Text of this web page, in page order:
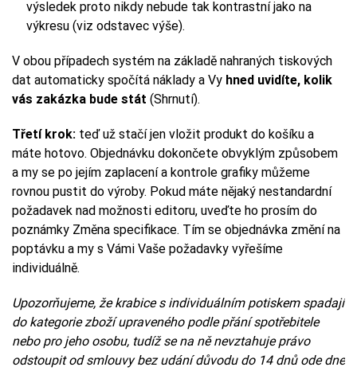
výsledek proto nikdy nebude tak kontrastní jako na
výkresu (viz odstavec výše).
V obou případech systém na základě nahraných tiskových
dat automaticky spočítá náklady a Vy hned uvidíte, kolik
vás zakázka bude stát (Shrnutí).
Třetí krok: teď už stačí jen vložit produkt do košíku a
máte hotovo. Objednávku dokončete obvyklým způsobem
a my se po jejím zaplacení a kontrole grafiky můžeme
rovnou pustit do výroby. Pokud máte nějaký nestandardní
požadavek nad možnosti editoru, uveďte ho prosím do
poznámky Změna specifikace. Tím se objednávka změní na
poptávku a my s Vámi Vaše požadavky vyřešíme
individuálně.
Upozorňujeme, že krabice s individuálním potiskem spadají
do kategorie zboží upraveného podle přání spotřebitele
nebo pro jeho osobu, tudíž se na ně nevztahuje právo
odstoupit od smlouvy bez udání důvodu do 14 dnů ode dne